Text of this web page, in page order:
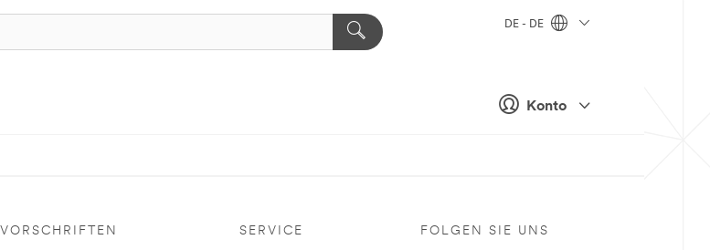
Konto
DE - DE
VORSCHRIFTEN SERVICE FOLGEN SIE UNS